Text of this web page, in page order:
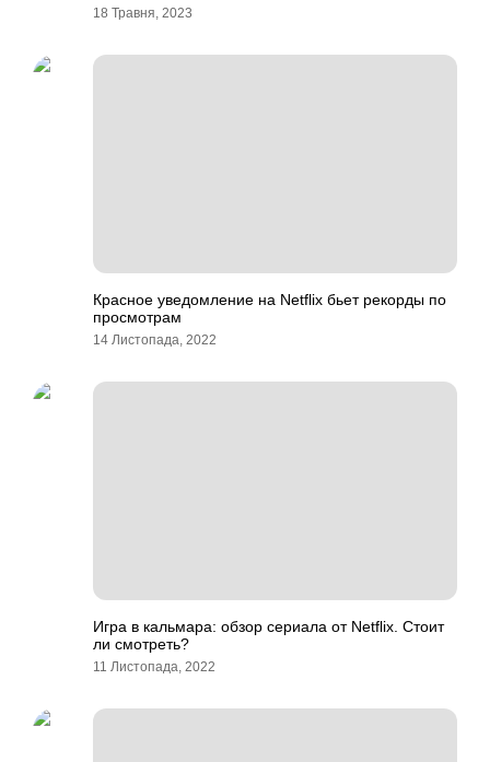
18 Травня, 2023
Красное уведомление на Netflix бьет рекорды по
просмотрам
14 Листопада, 2022
Игра в кальмара: обзор сериала от Netflix. Стоит
ли смотреть?
11 Листопада, 2022